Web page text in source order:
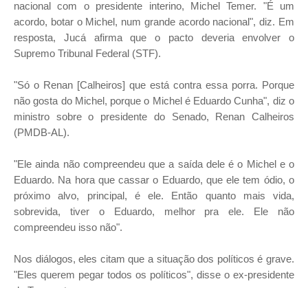
nacional com o presidente interino, Michel Temer. "É um
acordo, botar o Michel, num grande acordo nacional", diz. Em
resposta, Jucá afirma que o pacto deveria envolver o
Supremo Tribunal Federal (STF).
"Só o Renan [Calheiros] que está contra essa porra. Porque
não gosta do Michel, porque o Michel é Eduardo Cunha", diz o
ministro sobre o presidente do Senado, Renan Calheiros
(PMDB-AL).
"Ele ainda não compreendeu que a saída dele é o Michel e o
Eduardo. Na hora que cassar o Eduardo, que ele tem ódio, o
próximo alvo, principal, é ele. Então quanto mais vida,
sobrevida, tiver o Eduardo, melhor pra ele. Ele não
compreendeu isso não".
Nos diálogos, eles citam que a situação dos políticos é grave.
"Eles querem pegar todos os políticos", disse o ex-presidente